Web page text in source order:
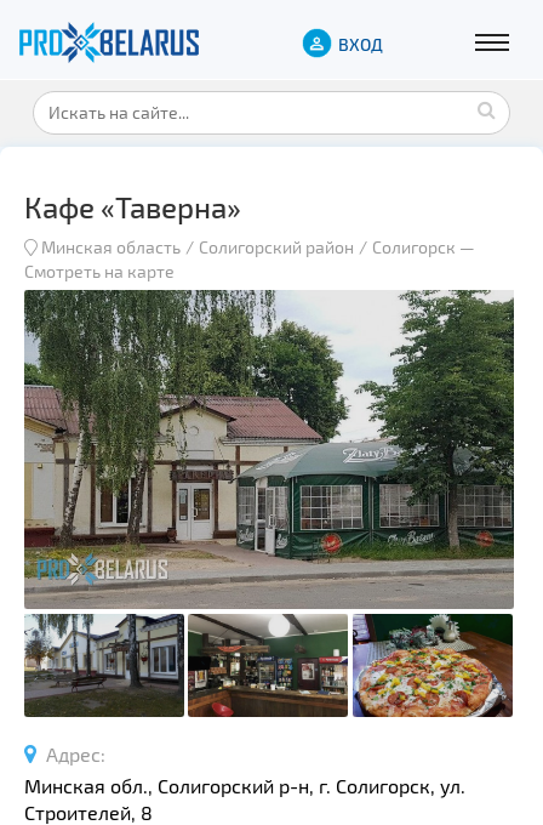
ВХОД
Кафе «Таверна»
Минская область Солигорский район Солигорск —
Смотреть на карте
Адрес:
Минская обл., Солигорский р-н, г. Солигорск, ул.
Строителей, 8